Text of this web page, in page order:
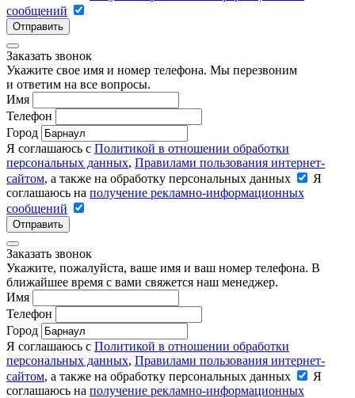
сообщений
Отправить
Заказать звонок
Укажите свое имя и номер телефона. Мы перезвоним
и ответим на все вопросы.
Имя
Телефон
Город
Я соглашаюсь с Политикой в отношении обработки
персональных данных, Правилами пользования интернет-
сайтом, а также на обработку персональных данных
Я
соглашаюсь на получение рекламно-информационных
сообщений
Отправить
Заказать звонок
Укажите, пожалуйста, ваше имя и ваш номер телефона. В
ближайшее время с вами свяжется наш менеджер.
Имя
Телефон
Город
Я соглашаюсь с Политикой в отношении обработки
персональных данных, Правилами пользования интернет-
сайтом, а также на обработку персональных данных
Я
соглашаюсь на получение рекламно-информационных